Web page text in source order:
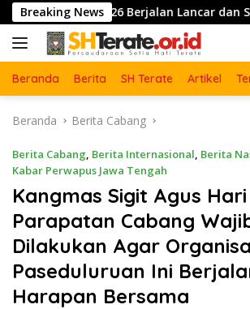
Langsung
ke
konten
Breaking News
Berjalan Lancar dan Sukses
Beranda Berita SH Terate Artikel
Beranda Berita Cabang
Berita Cabang, Berita Internasional, Berita
Kabar Perwapus Jawa Tengah
Kangmas Sigit Agus
Parapatan Cabang
Dilakukan Agar
Paseduluruan Ini
Harapan Bersama